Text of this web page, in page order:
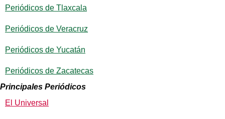
Periódicos de Tlaxcala
Periódicos de Veracruz
Periódicos de Yucatán
Periódicos de Zacatecas
Principales Periódicos
El Universal